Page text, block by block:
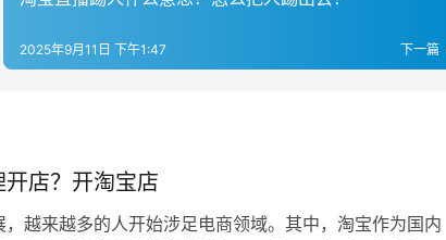
下一篇
2025年9月11日 下午1:47
店？开淘宝店
，越来越多的人开始涉足电商领域。其中，淘宝作为国内